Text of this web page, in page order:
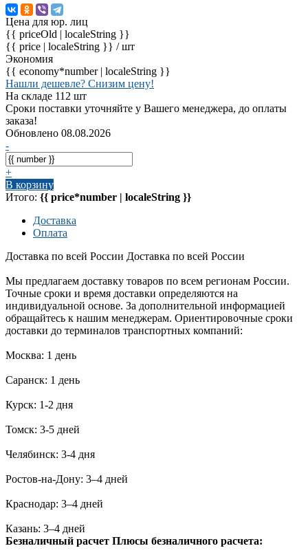
Цена для юр. лиц
{{ priceOld | localeString }}
{{ price | localeString }} / шт
Экономия
{{ economy*number | localeString }}
Нашли дешевле? Снизим цену!
На складе 112 шт
Сроки поставки уточняйте у Вашего менеджера, до оплаты
заказа!
Обновлено 08.08.2026
-
+
В корзину
Итого: {{ price*number | localeString }}
Доставка
Оплата
Доставка по всей России Доставка по всей России
Мы предлагаем доставку товаров по всем регионам России.
Точные сроки и время доставки определяются на
индивидуальной основе. За дополнительной информацией
обращайтесь к нашим менеджерам. Ориентировочные сроки
доставки до терминалов транспортных компаний:
Москва: 1 день
Саранск: 1 день
Курск: 1-2 дня
Томск: 3-5 дней
Челябинск: 3-4 дня
Ростов-на-Дону: 3–4 дней
Краснодар: 3–4 дней
Казань: 3–4 дней
Безналичный расчет Плюсы безналичного расчета: